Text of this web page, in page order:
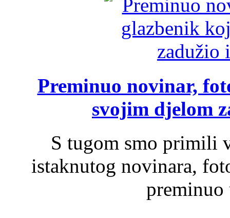
Preminuo novinar,
svojim djelom
S tugom smo primili
istaknutog novinara,